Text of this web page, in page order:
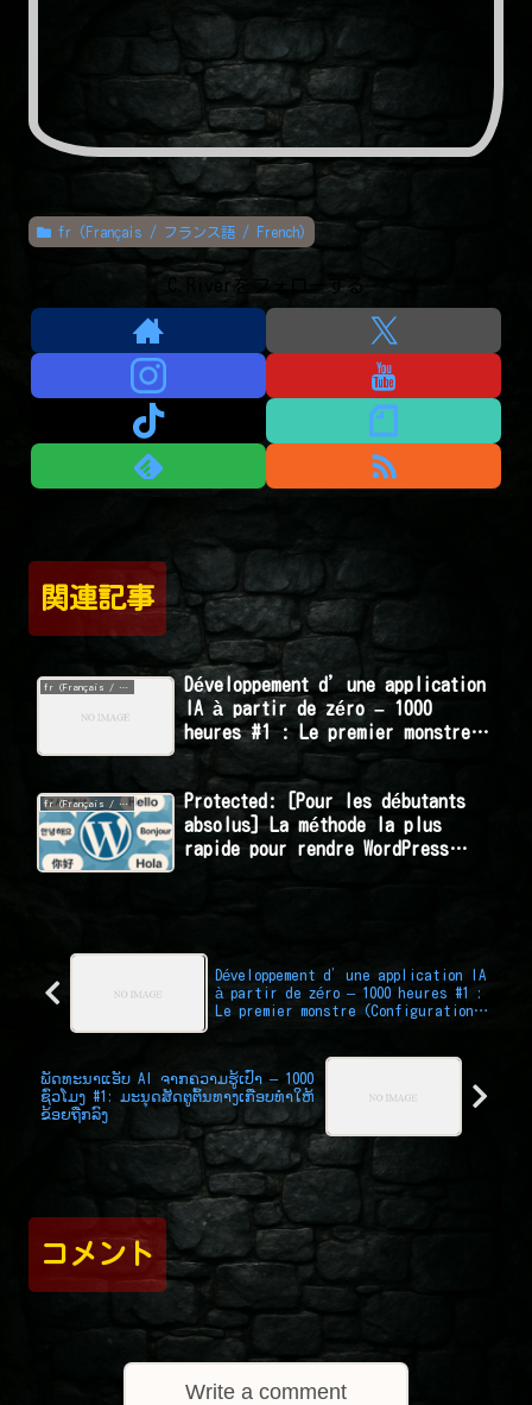
fr (Français / フランス語 / French)
C.Riverをフォローする
関連記事
fr (Français / フランス語 / French)
Développement d’une application
IA à partir de zéro – 1000
heures #1 : Le premier monstre
(Configuration) a failli
m’anéantir
fr (Français / フランス語 / French)
Protected: [Pour les débutants
absolus] La méthode la plus
rapide pour rendre WordPress
Développement d’une application IA
à partir de zéro – 1000 heures #1 :
Le premier monstre (Configuration)
ພັດທະນາແອັບ AI ຈາກຄວາມຮູ້ເປົ່າ – 1000
ຊົ່ວໂມງ #1: ມະນຸດສັດຕູຕົ້ນທາງເກືອບທຳໃຫ້
ຂ້ອຍຖືກລົງ
コメント
Write a comment